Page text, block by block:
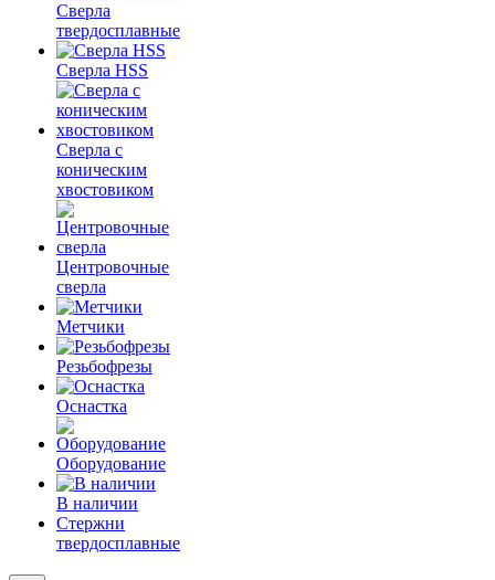
Сверла
твердосплавные
Сверла HSS
Сверла с
коническим
хвостовиком
Центровочные
сверла
Метчики
Резьбофрезы
Оснастка
Оборудование
В наличии
Стержни
твердосплавные